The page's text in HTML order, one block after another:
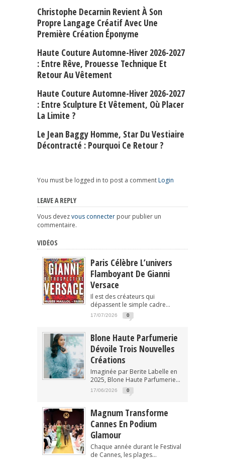
Christophe Decarnin Revient À Son
Propre Langage Créatif Avec Une
Première Création Éponyme
Haute Couture Automne-Hiver 2026-2027
: Entre Rêve, Prouesse Technique Et
Retour Au Vêtement
Haute Couture Automne-Hiver 2026-2027
: Entre Sculpture Et Vêtement, Où Placer
La Limite ?
Le Jean Baggy Homme, Star Du Vestiaire
Décontracté : Pourquoi Ce Retour ?
You must be logged in to post a commentLogin
LEAVE A REPLY
Vous devezvous connecter pour publier un
commentaire.
VIDÉOS
Paris Célèbre L’univers
Flamboyant De Gianni
Versace
Il est des créateurs qui
dépassent le simple cadre...
17/07/2026 0
Blone Haute Parfumerie
Dévoile Trois Nouvelles
Créations
Imaginée par Berite Labelle en
2025, Blone Haute Parfumerie...
17/06/2026 0
Magnum Transforme
Cannes En Podium
Glamour
Chaque année durant le Festival
de Cannes, les plages...